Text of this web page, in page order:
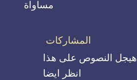
مساواة
المشاركات
هيجل النصوص على هذا
انظر ايضا